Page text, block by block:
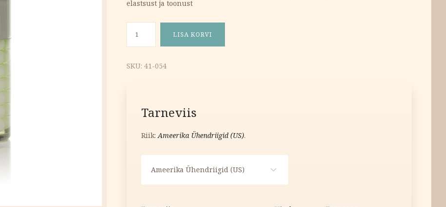
14.13 €.
8.48 €.
elastsust ja toonust
LISA KORVI
SKU: 41-054
Tarneviis
Riik:Ameerika Ühendriigid (US).
Ameerika Ühendriigid (US)